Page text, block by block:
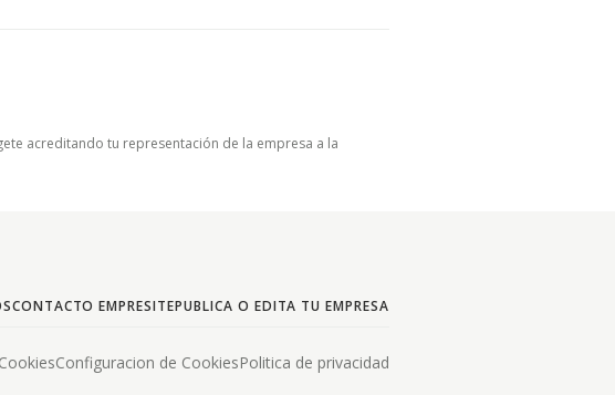
acreditando tu representación de la empresa a la
CONTACTO EMPRESITEPUBLICA O EDITA TU EMPRESA
Configuracion de CookiesPolitica de privacidad